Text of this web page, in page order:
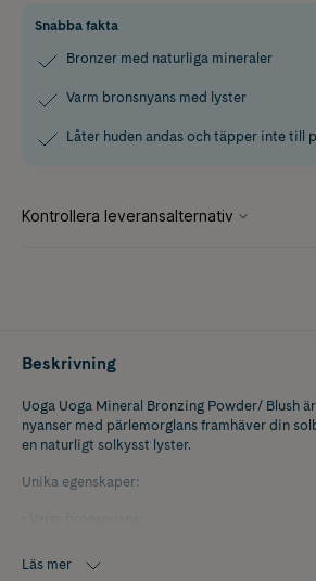
Snabba fakta
Bronzer med naturliga mineraler
Varm bronsnyans med lyster
Låter huden andas och täpper inte till
Beskrivning
Uoga Uoga Mineral Bronzing Powder/ Blush
nyanser med pärlemorglans framhäver din
en naturligt solkysst lyster.
Unika egenskaper:
Läs mer